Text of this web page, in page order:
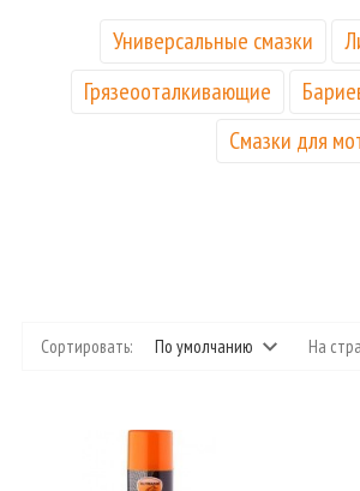
Универсальные смазки
Грязеооталкивающие
Смазки для
Сортировать: По умолчанию На